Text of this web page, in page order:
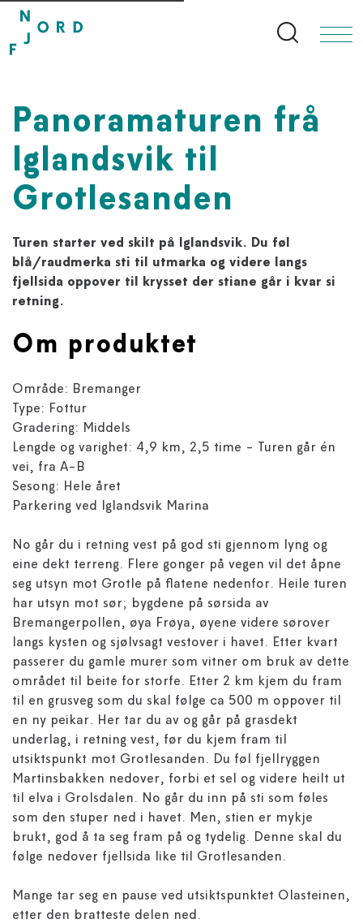
Search
Panoramaturen frå
Iglandsvik til
Grotlesanden
Turen starter ved skilt på Iglandsvik. Du føl
blå/raudmerka sti til utmarka og videre langs
fjellsida oppover til krysset der stiane går i kvar si
retning.
Om produktet
Område: Bremanger
Type: Fottur
Gradering: Middels
Lengde og varighet: 4,9 km, 2,5 time - Turen går én
vei, fra A-B
Sesong: Hele året
Parkering ved Iglandsvik Marina
No går du i retning vest på god sti gjennom lyng og
eine dekt terreng. Flere gonger på vegen vil det åpne
seg utsyn mot Grotle på flatene nedenfor. Heile turen
har utsyn mot sør; bygdene på sørsida av
Bremangerpollen, øya Frøya, øyene videre sørover
langs kysten og sjølvsagt vestover i havet. Etter kvart
passerer du gamle murer som vitner om bruk av dette
området til beite for storfe. Etter 2 km kjem du fram
til en grusveg som du skal følge ca 500 m oppover til
en ny peikar. Her tar du av og går på grasdekt
underlag, i retning vest, før du kjem fram til
utsiktspunkt mot Grotlesanden. Du føl fjellryggen
Martinsbakken nedover, forbi et sel og videre heilt ut
til elva i Grolsdalen. No går du inn på sti som føles
som den stuper ned i havet. Men, stien er mykje
brukt, god å ta seg fram på og tydelig. Denne skal du
følge nedover fjellsida like til Grotlesanden.
Mange tar seg en pause ved utsiktspunktet Olasteinen,
etter den bratteste delen ned.